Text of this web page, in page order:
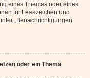
eines Themas oder eines
für Lesezeichen und
„Benachrichtigungen
oder ein Thema